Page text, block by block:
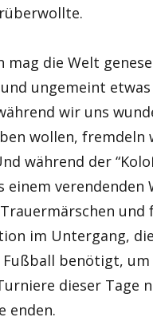
mag die Welt
ungemeint etwas
wir uns
wollen,
während der
einem
im Untergang,
benötigt,
dieser Tage
enden.